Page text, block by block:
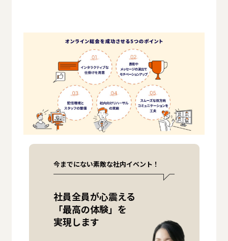
今までにない素敵な社内イベント！
社員全員が心震える
「最高の体験」を
実現します